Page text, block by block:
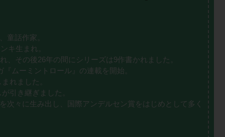
童話作家。
キ生まれ。
その後26年の間にシリーズは9作書かれました。
ムーミントロール』の連載を開始。
れました。
引き継ぎました。
々に生み出し、国際アンデルセン賞をはじめとして多く